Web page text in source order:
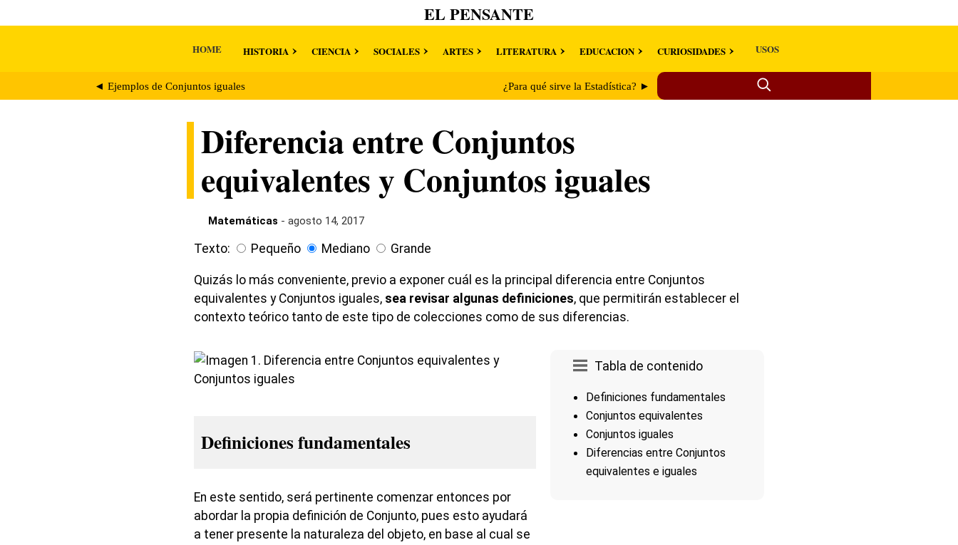
EL PENSANTE
HOME HISTORIA CIENCIA SOCIALES ARTES LITERATURA EDUCACION CURIOSIDADES USOS
◄ Ejemplos de Conjuntos iguales ¿Para qué sirve la Estadística? ►
Diferencia entre Conjuntos
equivalentes y Conjuntos iguales
Matemáticas - agosto 14, 2017
Texto: Pequeño Mediano Grande
Quizás lo más conveniente, previo a exponer cuál es la principal diferencia entre Conjuntos
equivalentes y Conjuntos iguales, sea revisar algunas definiciones, que permitirán establecer el
contexto teórico tanto de este tipo de colecciones como de sus diferencias.
Tabla de contenido
Definiciones fundamentales
Conjuntos equivalentes
Conjuntos iguales
Diferencias entre Conjuntos
equivalentes e iguales
Definiciones fundamentales
En este sentido, será pertinente comenzar entonces por
abordar la propia definición de Conjunto, pues esto ayudará
a tener presente la naturaleza del objeto, en base al cual se